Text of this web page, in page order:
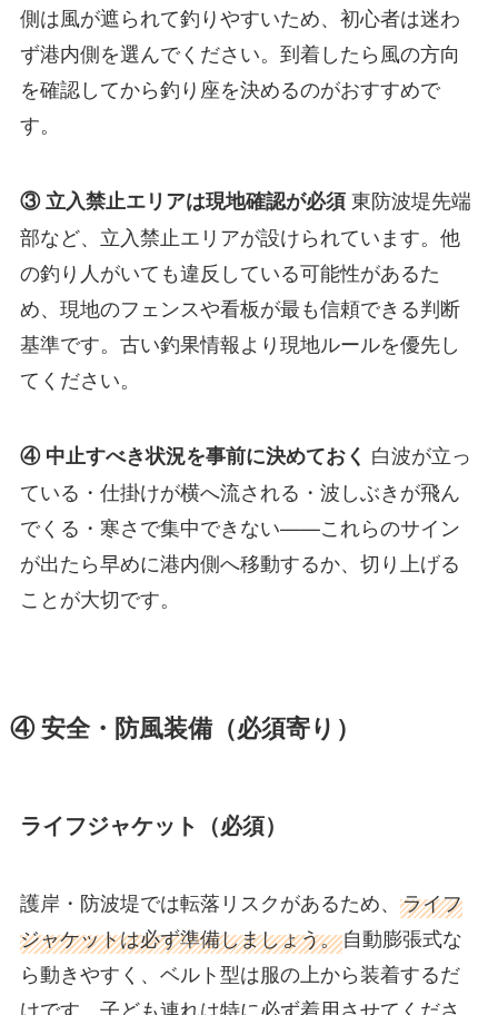
側は風が遮られて釣りやすいため、初心者は迷わ
ず港内側を選んでください。到着したら風の方向
を確認してから釣り座を決めるのがおすすめで
す。
③ 立入禁止エリアは現地確認が必須東防波堤先端
部など、立入禁止エリアが設けられています。他
の釣り人がいても違反している可能性があるた
め、現地のフェンスや看板が最も信頼できる判断
基準です。古い釣果情報より現地ルールを優先し
てください。
④ 中止すべき状況を事前に決めておく 白波が立っ
ている・仕掛けが横へ流される・波しぶきが飛ん
でくる・寒さで集中できない——これらのサイン
が出たら早めに港内側へ移動するか、切り上げる
ことが大切です。
④ 安全・防風装備（必須寄り）
ライフジャケット（必須）
護岸・防波堤では転落リスクがあるため、 ライフ
ジャケットは必ず準備しましょう。自動膨張式な
ら動きやすく、ベルト型は服の上から装着するだ
けです。子ども連れは特に必ず着用させてくださ